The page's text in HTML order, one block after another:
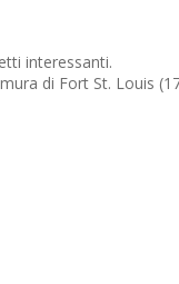
interessanti.
di Fort St. Louis